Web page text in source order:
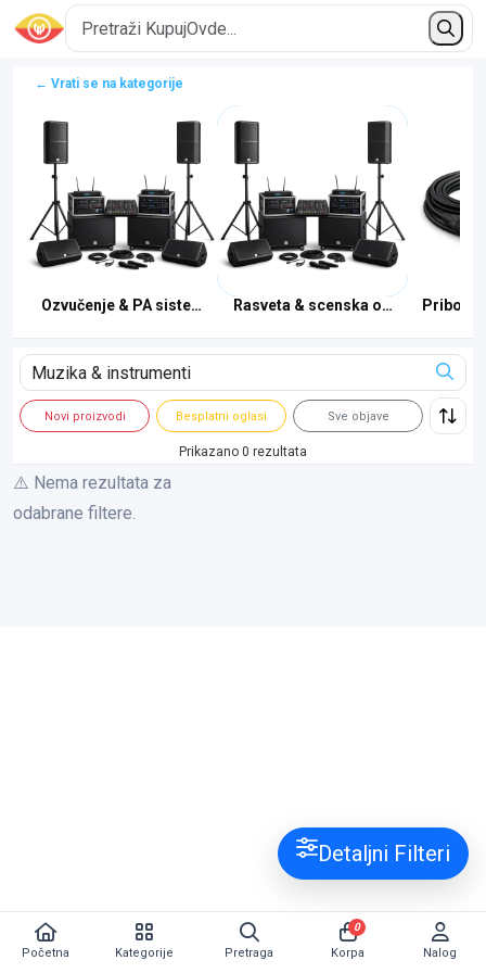
← Vrati se na kategorije
Ozvučenje & PA sistemi Rasveta & scenska opremaPribor,
Novi proizvodi Besplatni oglasi Sve objave
Prikazano 0 rezultata
⚠️ Nema rezultata za
odabrane filtere.
Detaljni Filteri
Početna Kategorije Pretraga Korpa
0
Nalog